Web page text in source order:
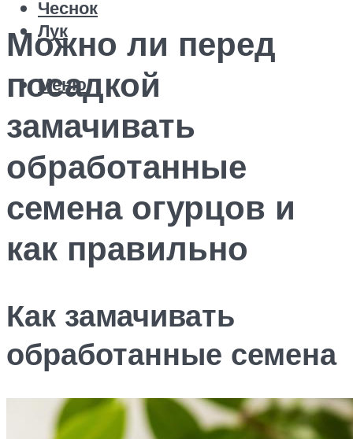
Чеснок
Лук
Меню
Можно ли перед
посадкой
замачивать
обработанные
семена огурцов и
как правильно
Как замачивать
обработанные семена